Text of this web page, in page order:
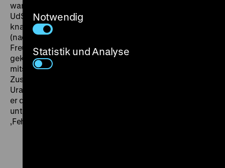
war. 20 Millionen Menschen hatten Romms Film in der
UdSSR, wo er 1966 in die Kinos kam, nach einem
knappen Jahr gesehen. In der Bundesrepublik wurde er
(nach einer Westberliner Einzelaufführung durch die
Freunde der Deutschen Kinemathek Anfang 1966) in
gekürzter Fassung 1968 im Fernsehen gezeigt –
mitsamt einer Vorrede Eugen Kogons. Es hagelte
Zuschauerproteste. Nach dem großen
Uraufführungserfolg beim Leipziger Festival 1965 blieb
er dann in der DDR von 1967 bis 1989 weitgehend
unter Verschluss – wegen der Möglichkeit von
‚Fehlinterpretationen’. (ra) SA 31.01. um 21 Uhr
Notwendig
Statistik und Analyse